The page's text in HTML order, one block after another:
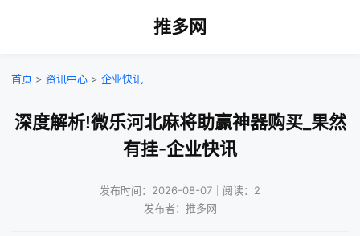
推多网
首页 > 资讯中心 > 企业快讯
深度解析!微乐河北麻将助赢神器购买_果然
有挂-企业快讯
发布时间：2026-08-07｜阅读：2
发布者：推多网